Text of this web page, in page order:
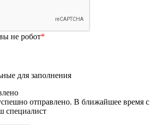
не робот*
для заполнения
отправлено. В ближайшее время с
специалист